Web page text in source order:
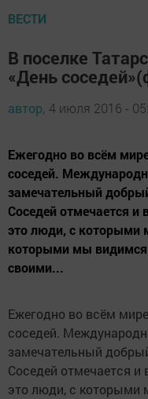
ВЕСТИ
В поселке
«День
автор, 4 июля 2016 -
Ежегодно во всём
соседей.
замечательный
Соседей отмечается и
это люди, с
которыми мы
своими...
Ежегодно во всём
соседей.
замечательный
Соседей отмечается и
это люди, с